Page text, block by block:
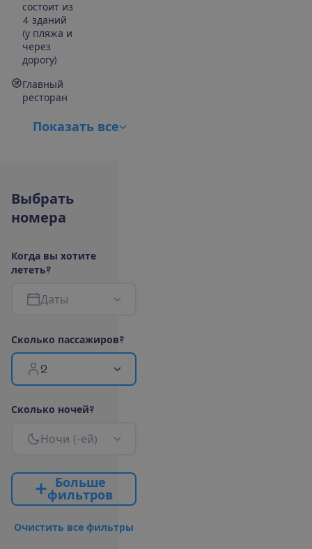
состоит из
4 зданий
(у пляжа и
через
дорогу)
Главный
ресторан
Показать все
Выбрать
номера
Когда вы хотите
лететь?
Даты
Сколько пассажиров?
2
Сколько ночей?
Ночи (-ей)
Больше
фильтров
Очистить все фильтры